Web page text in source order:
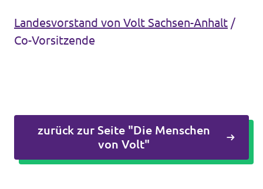
Datenschutz
Landesvorstand von Volt Sachsen-Anhalt /
Co-Vorsitzende
zurück zur Seite "Die Menschen
von Volt"